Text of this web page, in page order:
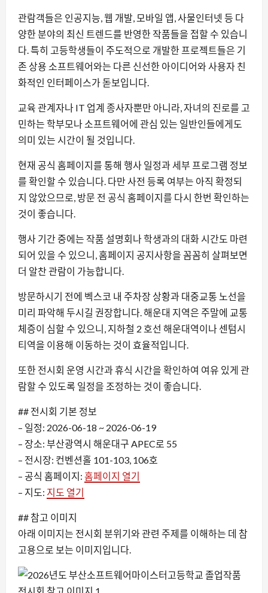
관람객들은 인공지능, 웹 개발, 모바일 앱, 사물인터넷 등 다
양한 분야의 최신 트렌드를 반영한 작품들을 접할 수 있습니
다. 특히 고등학생들이 주도적으로 개발한 프로젝트들은 기
존 상용 소프트웨어와는 다른 신선한 아이디어와 사용자 친
화적인 인터페이스가 돋보입니다.
교육 관계자나 IT 업계 종사자뿐만 아니라, 자녀의 진로를 고
민하는 학부모나 소프트웨어에 관심 있는 일반인들에게도
의미 있는 시간이 될 것입니다.
현재 공식 홈페이지를 통해 행사 일정과 세부 프로그램 정보
를 확인할 수 있습니다. 다만 사전 등록 여부는 아직 확정되
지 않았으므로, 방문 전 공식 홈페이지를 다시 한번 확인하는
것이 좋습니다.
행사 기간 중에는 작품 설명회나 학생과의 대화 시간도 마련
되어 있을 수 있으니, 홈페이지 공지사항을 꼼꼼히 살펴보면
더 알찬 관람이 가능합니다.
방문하시기 전에 벡스코 내 주차장 상황과 대중교통 노선을
미리 파악해 두시길 권장합니다. 해운대 지역은 주말에 교통
체증이 심할 수 있으니, 지하철 2 호선 해운대역이나 센텀시
티역을 이용해 이동하는 것이 효율적입니다.
또한 전시회 운영 시간과 휴식 시간을 확인하여 여유 있게 관
람할 수 있도록 일정을 조정하는 것이 좋습니다.
## 전시회 기본 정보
– 일정: 2026-06-18 ~ 2026-06-19
– 장소: 부산광역시 해운대구 APEC로 55
– 전시장: 컨벤션홀 101-103, 106호
– 공식 홈페이지: 홈페이지 열기
– 지도: 지도 열기
## 참고 이미지
아래 이미지는 전시회 분위기와 관련 주제를 이해하는 데 참
고용으로 보는 이미지입니다.